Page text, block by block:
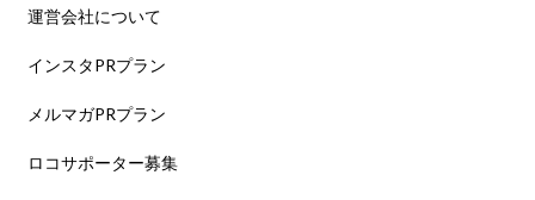
運営会社について
インスタPRプラン
メルマガPRプラン
ロコサポーター募集